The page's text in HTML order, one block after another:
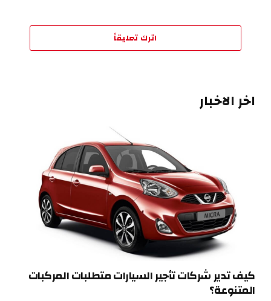
اترك تعليقاً
اخر الاخبار
كيف تدير شركات تأجير السيارات متطلبات المركبات
المتنوعة؟